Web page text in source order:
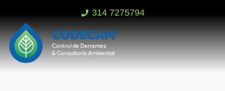
314 7275794